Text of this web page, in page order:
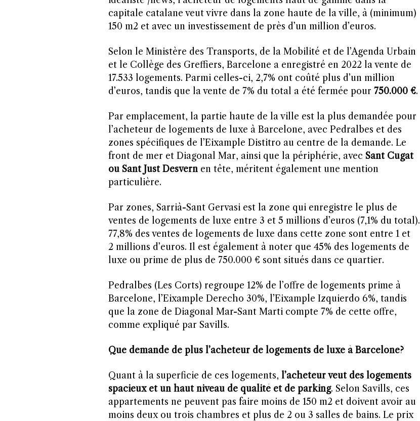
capitale catalane veut vivre dans la zone haute de la ville, à (minimum)
150 m2 et avec un investissement de près d’un million d’euros.
Selon le Ministère des Transports, de la Mobilité et de l’Agenda Urbain
et le Collège des Greffiers, Barcelone a enregistré en 2022 la vente de
17.533 logements. Parmi celles-ci, 2,7% ont coûté plus d’un million
d’euros, tandis que la vente de 7% du total a été fermée pour 750.000 €.
Par emplacement, la partie haute de la ville est la plus demandée pour
l’acheteur de logements de luxe à Barcelone, avec Pedralbes et des
zones spécifiques de l’Eixample Distitro au centre de la demande. Le
front de mer et Diagonal Mar, ainsi que la périphérie, avec Sant Cugat
ou Sant Just Desvern en tête, méritent également une mention
particulière.
Par zones, Sarrià-Sant Gervasi est la zone qui enregistre le plus de
ventes de logements de luxe entre 3 et 5 millions d’euros (7,1% du total).
77,8% des ventes de logements de luxe dans cette zone sont entre 1 et
2 millions d’euros. Il est également à noter que 45% des logements de
luxe ou prime de plus de 750.000 € sont situés dans ce quartier.
Pedralbes (Les Corts) regroupe 12% de l’offre de logements prime à
Barcelone, l’Eixample Derecho 30%, l’Eixample Izquierdo 6%, tandis
que la zone de Diagonal Mar-Sant Marti compte 7% de cette offre,
comme expliqué par Savills.
Que demande de plus l’acheteur de logements de luxe à Barcelone?
Quant à la superficie de ces logements, l’acheteur veut des logements
spacieux et un haut niveau de qualité et de parking. Selon Savills, ces
appartements ne peuvent pas faire moins de 150 m2 et doivent avoir au
moins deux ou trois chambres et plus de 2 ou 3 salles de bains. Le prix